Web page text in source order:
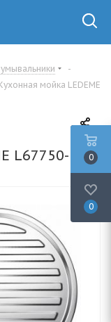
-
мойка LEDEME
L67750-L 0
0